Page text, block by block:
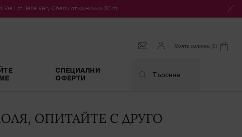
Est Belle Very Cherry от минимум 30 ml.
Моята количка 0
0 продукт
СПЕЦИАЛНИ
ОФЕРТИ
Търсене
ОПИТАЙТЕ С ДРУГО